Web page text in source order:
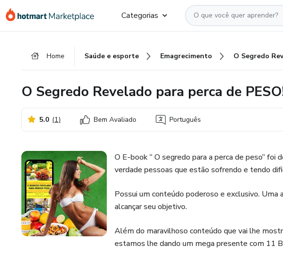
para
para
para
Categorias
Home Saúde e esporte Emagrecimento
O Segredo Revelado para perca de
5.0 (1) Bem Avaliado Português
O E-book “ O segredo para a perca de peso” foi
verdade pessoas que estão sofrendo e tendo
Possui um conteúdo poderoso e exclusivo. Uma
alcançar seu objetivo.
Além do maravilhoso conteúdo que vai lhe
estamos lhe dando um mega presente com 11